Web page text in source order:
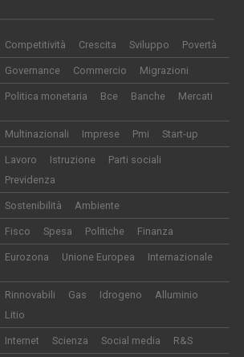
Competitività Crescita Sviluppo Povertà
Governance Commercio Migrazioni
Politica monetaria Bce Banche Mercati
Multinazionali Imprese Pmi Start-up
Lavoro Istruzione
Parti sociali
Previdenza
Sostenibilità Ambiente
Fisco Spesa Politiche Finanza
Eurozona Unione Europea Internazionale
Rinnovabili Gas Idrogeno
Alluminio
Litio
Internet Scienza Social media R&S